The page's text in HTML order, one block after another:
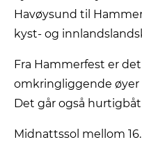
Havøysund til
kyst- og
Fra Hammerfest er
omkringliggende øyer
Det går også
Midnattssol mellom